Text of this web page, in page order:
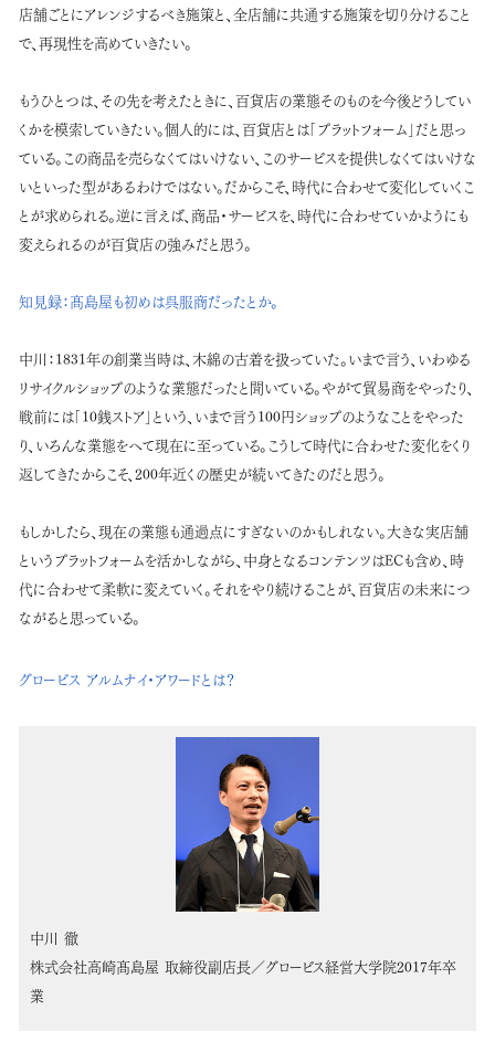
店舗ごとにアレンジするべき施策と、全店舗に共通する施策を切り分けること
で、再現性を高めていきたい。
もうひとつは、その先を考えたときに、百貨店の業態そのものを今後どうしてい
くかを模索していきたい。個人的には、百貨店とは「プラットフォーム」だと思っ
ている。この商品を売らなくてはいけない、このサービスを提供しなくてはいけな
いといった型があるわけではない。だからこそ、時代に合わせて変化していくこ
とが求められる。逆に言えば、商品・サービスを、時代に合わせていかようにも
変えられるのが百貨店の強みだと思う。
知見録：髙島屋も初めは呉服商だったとか。
中川：1831年の創業当時は、木綿の古着を扱っていた。いまで言う、いわゆる
リサイクルショップのような業態だったと聞いている。やがて貿易商をやったり、
戦前には「10銭ストア」という、いまで言う100円ショップのようなことをやった
り、いろんな業態をへて現在に至っている。こうして時代に合わせた変化をくり
返してきたからこそ、200年近くの歴史が続いてきたのだと思う。
もしかしたら、現在の業態も通過点にすぎないのかもしれない。大きな実店舗
というプラットフォームを活かしながら、中身となるコンテンツはECも含め、時
代に合わせて柔軟に変えていく。それをやり続けることが、百貨店の未来につ
ながると思っている。
グロービス アルムナイ・アワードとは？
中川 徹
株式会社高崎髙島屋 取締役副店長／グロービス経営大学院2017年卒
業